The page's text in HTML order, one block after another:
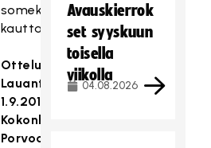
somekampanjoiden
kautta.
Otteluohjelma
Lauantai
1.9.2018
Kokonhalli,
Porvoo
Avauskierrok
set syyskuun
toisella
viikolla
04.08.2026